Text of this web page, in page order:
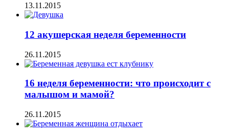
13.11.2015
12 акушерская неделя беременности
26.11.2015
16 неделя беременности: что происходит с
малышом и мамой?
26.11.2015